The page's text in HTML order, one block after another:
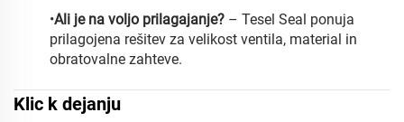
•Ali je na voljo prilagajanje? – Tesel Seal ponuja
prilagojena rešitev za velikost ventila, material in
obratovalne zahteve.
Klic k dejanju